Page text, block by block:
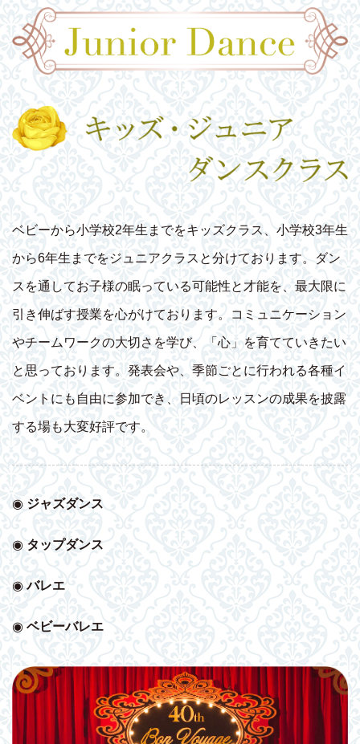
ベビーから小学校2年生までをキッズクラス、小学校3年生
から6年生までをジュニアクラスと分けております。ダン
スを通してお子様の眠っている可能性と才能を、最大限に
引き伸ばす授業を心がけております。コミュニケーション
やチームワークの大切さを学び、「心」を育てていきたい
と思っております。発表会や、季節ごとに行われる各種イ
ベントにも自由に参加でき、日頃のレッスンの成果を披露
する場も大変好評です。
◉ ジャズダンス
◉ タップダンス
◉バレエ
◉ベビーバレエ